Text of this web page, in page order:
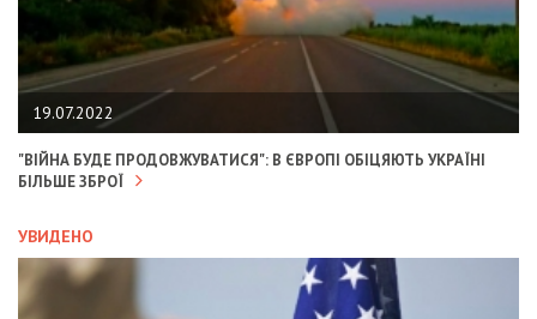
19.07.2022
"ВІЙНА БУДЕ ПРОДОВЖУВАТИСЯ": В ЄВРОПІ ОБІЦЯЮТЬ УКРАЇНІ
БІЛЬШЕ ЗБРОЇ
УВИДЕНО